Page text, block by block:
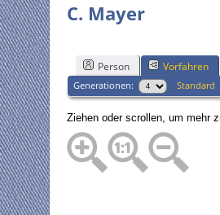
C. Mayer
Person Vorfahren
Generationen: Standard
Ziehen oder scrollen, um mehr